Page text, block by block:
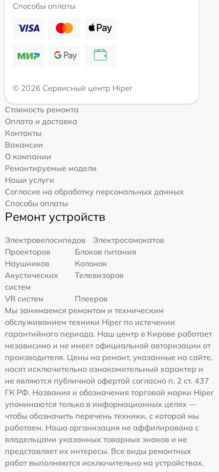
Способы оплаты
© 2026 Сервисный центр Hiper
Стоимость ремонта
Оплата и доставка
Контакты
Вакансии
О компании
Ремонтируемые модели
Наши услуги
Согласие на обработку персональных данных
Способы оплаты
Ремонт устройств
Электровелосипедов
Электросамокатов
Проекторов
Блоков питания
Наушников
Колонок
Акустических
систем
Телевизоров
VR систем
Плееров
Мы занимаемся ремонтом и техническим
обслуживанием техники Hiper по истечении
гарантийного периода. Наш центр в Кирове работает
независимо и не имеет официальной авторизации от
производителя. Цены на ремонт, указанные на сайте,
носят исключительно ознакомительный характер и
не являются публичной офертой согласно п. 2 ст. 437
ГК РФ. Названия и обозначения торговой марки Hiper
упоминаются только в информационных целях —
чтобы обозначить перечень техники, с которой мы
работаем. Наша организация не аффилирована с
владельцами указанных товарных знаков и не
представляет их интересы. Все виды ремонтных
работ выполняются исключительно на устройствах,